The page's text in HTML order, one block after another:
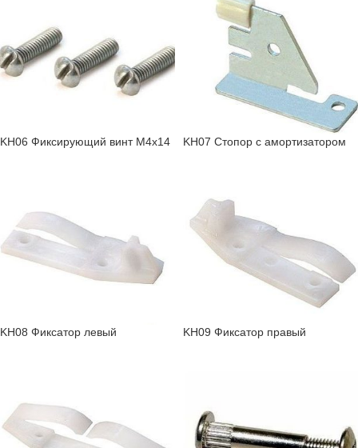
KH06 Фиксирующий винт М4х14 KH07 Стопор с амортизатором
KH08 Фиксатор левый KH09 Фиксатор правый